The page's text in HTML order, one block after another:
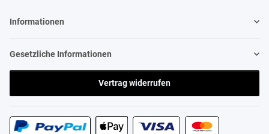
Informationen
Gesetzliche Informationen
Vertrag widerrufen